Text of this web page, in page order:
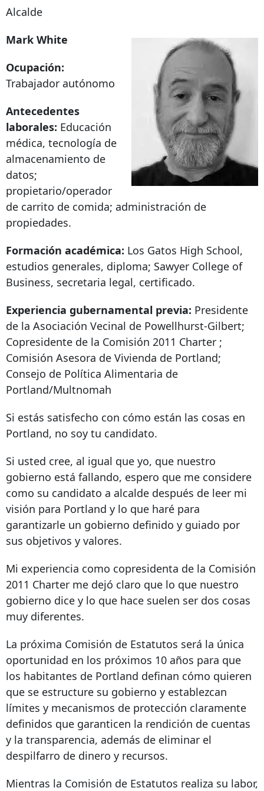
Alcalde
Mark White
Ocupación:
Trabajador autónomo
Antecedentes
laborales: Educación
médica, tecnología de
almacenamiento de
datos;
propietario/operador
de carrito de comida; administración de
propiedades.
Formación académica: Los Gatos High School,
estudios generales, diploma; Sawyer College of
Business, secretaria legal, certificado.
Experiencia gubernamental previa: Presidente
de la Asociación Vecinal de Powellhurst-Gilbert;
Copresidente de la Comisión 2011 Charter ;
Comisión Asesora de Vivienda de Portland;
Consejo de Política Alimentaria de
Portland/Multnomah
Si estás satisfecho con cómo están las cosas en
Portland, no soy tu candidato.
Si usted cree, al igual que yo, que nuestro
gobierno está fallando, espero que me considere
como su candidato a alcalde después de leer mi
visión para Portland y lo que haré para
garantizarle un gobierno definido y guiado por
sus objetivos y valores.
Mi experiencia como copresidenta de la Comisión
2011 Charter me dejó claro que lo que nuestro
gobierno dice y lo que hace suelen ser dos cosas
muy diferentes.
La próxima Comisión de Estatutos será la única
oportunidad en los próximos 10 años para que
los habitantes de Portland definan cómo quieren
que se estructure su gobierno y establezcan
límites y mecanismos de protección claramente
definidos que garanticen la rendición de cuentas
y la transparencia, además de eliminar el
despilfarro de dinero y recursos.
Mientras la Comisión de Estatutos realiza su labor,